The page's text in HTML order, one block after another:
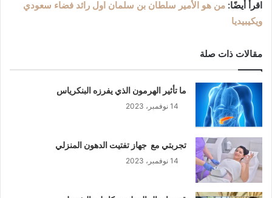
اقرأ أيضًا: من هو الأمير سلطان بن سلمان اول رائد فضاء سعودي
ويكيبيديا
مقالات ذات صلة
ما تأثير الهرمون الذي يفرزه البنكرياس
14 نوفمبر، 2023
تجربتي مع جهاز تفتيت الدهون المنزلي
14 نوفمبر، 2023